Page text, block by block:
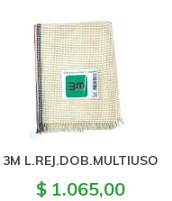
3M L.REJ.DOB.MULTIUSO
$ 1.065,00